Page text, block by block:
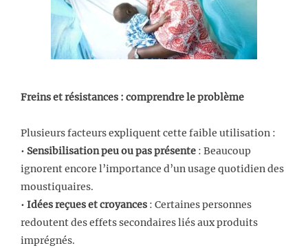
Freins et résistances : comprendre le problème
Plusieurs facteurs expliquent cette faible utilisation :
• Sensibilisation peu ou pas présente : Beaucoup
ignorent encore l’importance d’un usage quotidien des
moustiquaires.
• Idées reçues et croyances : Certaines personnes
redoutent des effets secondaires liés aux produits
imprégnés.